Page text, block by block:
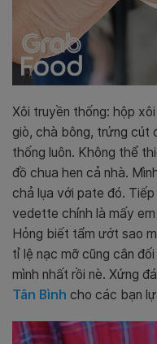
Xôi truyền thống: hộp
giò, chà bông, trứng cút
thống luôn. Không thể
đồ chua hen cả nhà.
chả lụa với pate đó.
vedette chính là mấy
Hỏng biết tẩm ướt sao
tỉ lệ nạc mỡ cũng cân
mình nhất rồi nè. Xứng
Tân Bình cho các bạn